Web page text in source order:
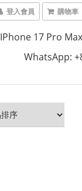
登入會員 購物車
IPhone 17 Pro Max
WhatsApp: